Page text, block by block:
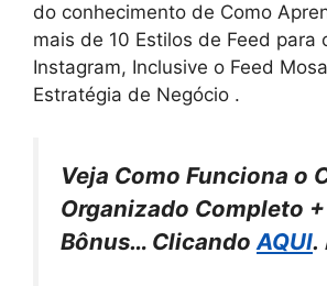
do conhecimento de Como
mais de 10 Estilos de Feed para
Instagram, Inclusive o Feed
Estratégia de Negócio .
Veja Como Funciona o
Organizado Completo
Bônus… Clicando AQUI.